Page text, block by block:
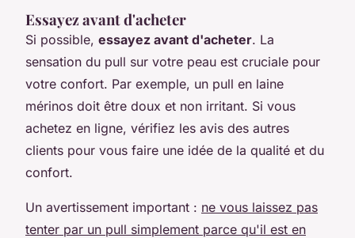
Essayez avant d'acheter
Si possible, essayez avant d'acheter. La
sensation du pull sur votre peau est cruciale pour
votre confort. Par exemple, un pull en laine
mérinos doit être doux et non irritant. Si vous
achetez en ligne, vérifiez les avis des autres
clients pour vous faire une idée de la qualité et du
confort.
Un avertissement important : ne vous laissez pas
tenter par un pull simplement parce qu'il est en